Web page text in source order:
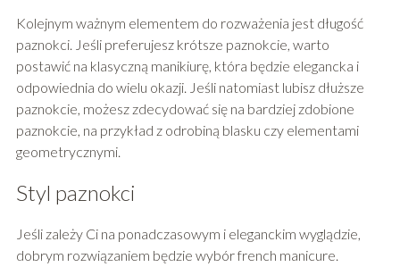
Kolejnym ważnym elementem do rozważenia jest długość
paznokci. Jeśli preferujesz krótsze paznokcie, warto
postawić na klasyczną manikiurę, która będzie elegancka i
odpowiednia do wielu okazji. Jeśli natomiast lubisz dłuższe
paznokcie, możesz zdecydować się na bardziej zdobione
paznokcie, na przykład z odrobiną blasku czy elementami
geometrycznymi.
Styl paznokci
Jeśli zależy Ci na ponadczasowym i eleganckim wyglądzie,
dobrym rozwiązaniem będzie wybór french manicure.